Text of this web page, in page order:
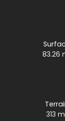
83.26
313